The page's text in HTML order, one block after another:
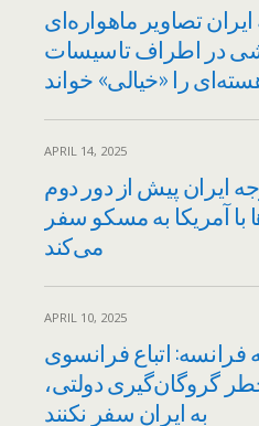
تصاویر ماهواره‌ای
در اطراف تاسیسات
را «خیالی» خواند
APRIL 14, 2025
ایران پیش از دور دوم
آمریکا به مسکو سفر
می‌کند
APRIL 10, 2025
فرانسه: اتباع فرانسوی
گروگان‌گیری دولتی،
به ایران سفر نکنند